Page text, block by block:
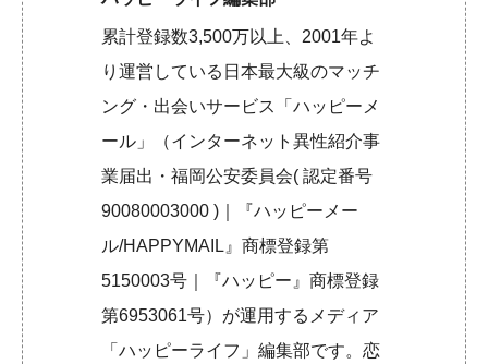
累計登録数3,500万以上、2001年よ
り運営している日本最大級のマッチ
ング・出会いサービス「ハッピーメ
ール」（インターネット異性紹介事
業届出・福岡公安委員会( 認定番号
90080003000 )｜『ハッピーメー
ル/HAPPYMAIL』商標登録第
5150003号｜『ハッピー』商標登録
第6953061号）が運用するメディア
「ハッピーライフ」編集部です。恋